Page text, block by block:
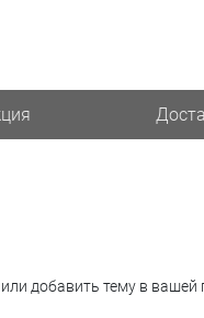
добавить тему в